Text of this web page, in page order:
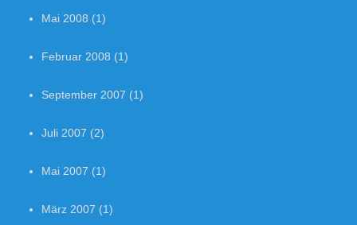
Mai 2008 (1)
Februar 2008 (1)
September 2007 (1)
Juli 2007 (2)
Mai 2007 (1)
März 2007 (1)